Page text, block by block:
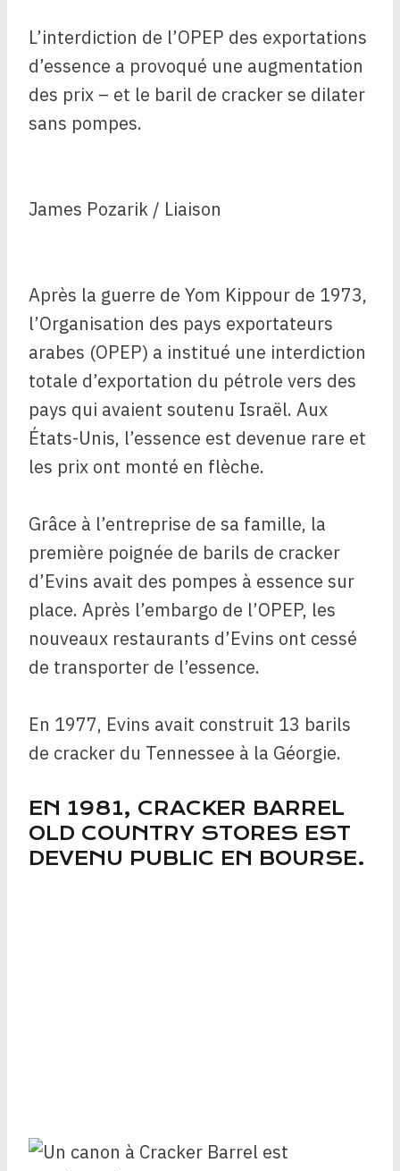
L’interdiction de l’OPEP des exportations
d’essence a provoqué une augmentation
des prix – et le baril de cracker se dilater
sans pompes.
James Pozarik / Liaison
Après la guerre de Yom Kippour de 1973,
l’Organisation des pays exportateurs
arabes (OPEP) a institué une interdiction
totale d’exportation du pétrole vers des
pays qui avaient soutenu Israël. Aux
États-Unis, l’essence est devenue rare et
les prix ont monté en flèche.
Grâce à l’entreprise de sa famille, la
première poignée de barils de cracker
d’Evins avait des pompes à essence sur
place. Après l’embargo de l’OPEP, les
nouveaux restaurants d’Evins ont cessé
de transporter de l’essence.
En 1977, Evins avait construit 13 barils
de cracker du Tennessee à la Géorgie.
EN 1981, CRACKER BARREL
OLD COUNTRY STORES EST
DEVENU PUBLIC EN BOURSE.